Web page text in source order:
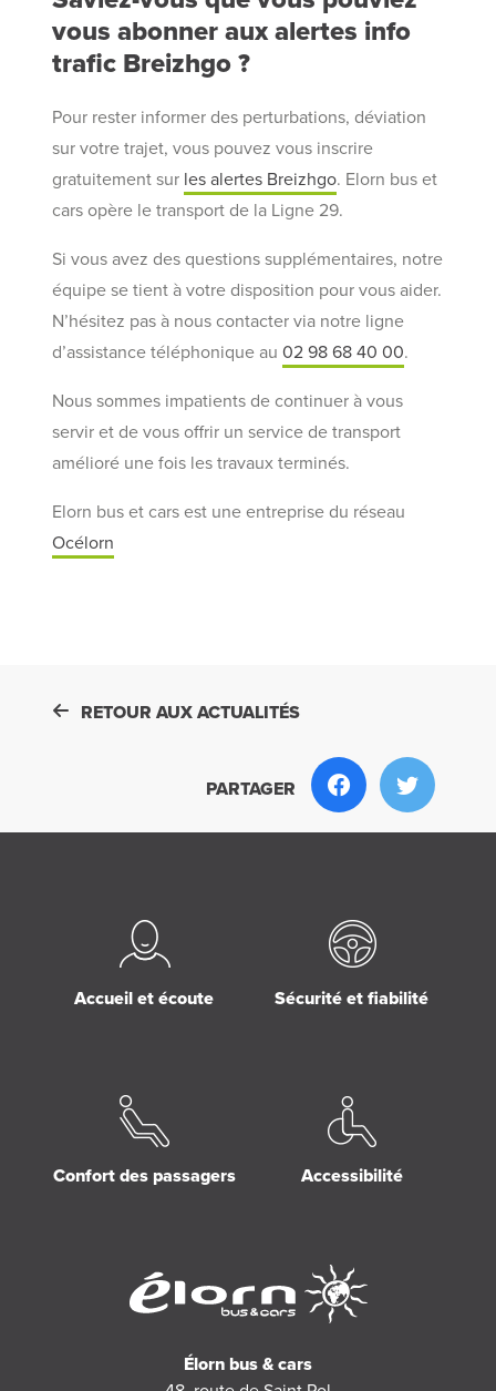
vous abonner aux alertes info
trafic Breizhgo ?
Pour rester informer des perturbations, déviation
sur votre trajet, vous pouvez vous inscrire
gratuitement sur les alertes Breizhgo. Elorn bus et
cars opère le transport de la Ligne 29.
Si vous avez des questions supplémentaires, notre
équipe se tient à votre disposition pour vous aider.
N’hésitez pas à nous contacter via notre ligne
d’assistance téléphonique au02 98 68 40 00.
Nous sommes impatients de continuer à vous
servir et de vous offrir un service de transport
amélioré une fois les travaux terminés.
Elorn bus et cars est une entreprise du réseau
Océlorn
RETOUR AUX ACTUALITÉS
PARTAGER
Accueil et écoute Sécurité et fiabilité
Confort des passagers Accessibilité
Élorn bus & cars